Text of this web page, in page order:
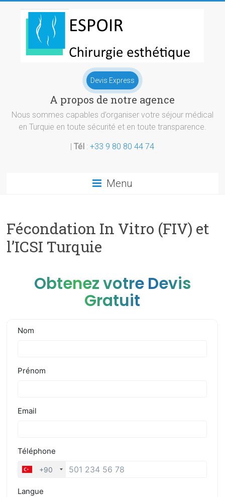
Chirurgie
esthetique
Turquie
Devis Express
A propos de notre agence
Nous sommes capables d’organiser votre séjour médical
en Turquie en toute sécurité et en toute transparence.
|Tél :+33 9 80 80 44 74
Menu
Fécondation In Vitro (FIV) et
l’ICSI Turquie
Obtenez votre Devis
Gratuit